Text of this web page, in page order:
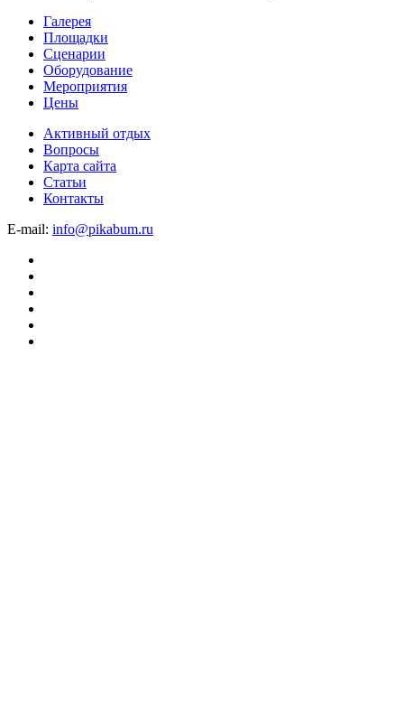
Галерея
Площадки
Сценарии
Оборудование
Мероприятия
Цены
Активный отдых
Вопросы
Карта сайта
Статьи
Контакты
E-mail: info@pikabum.ru